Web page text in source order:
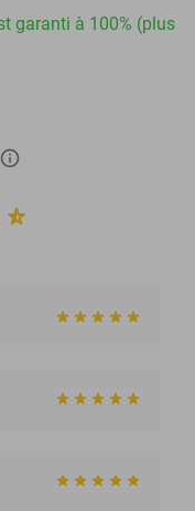
garanti à 100% (plus
info_outlined